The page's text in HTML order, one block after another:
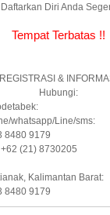
Daftarkan Diri Anda
Tempat Terbatas !!
REGISTRASI &
Hubungi:
whatsapp/Line/sms:
8480 9179
+62 (21) 8730205
Kalimantan Barat:
8480 9179